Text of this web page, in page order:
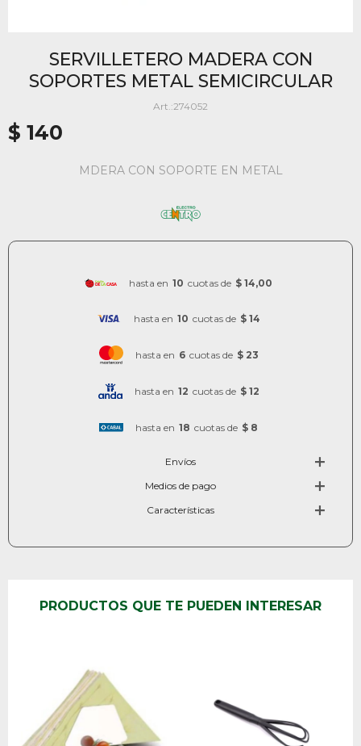
SERVILLETERO MADERA CON
SOPORTES METAL SEMICIRCULAR
274052
$ 140
MDERA CON SOPORTE EN METAL
hasta en 10 cuotas de $ 14,00
hasta en 10 cuotas de $ 14
hasta en 6 cuotas de $ 23
hasta en 12 cuotas de $ 12
hasta en 18 cuotas de $ 8
Envíos
Medios de pago
Características
PRODUCTOS QUE TE PUEDEN INTERESAR